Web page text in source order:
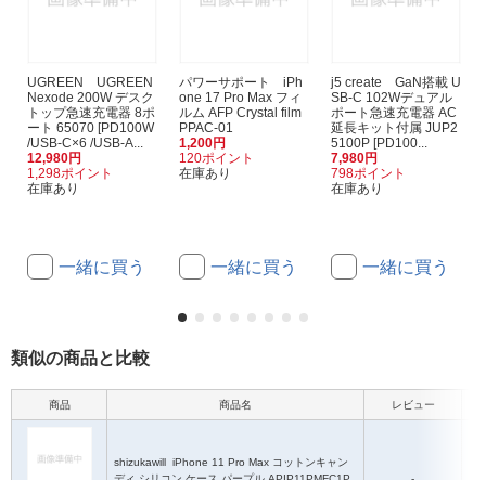
UGREEN UGREEN
Nexode 200W デスク
トップ急速充電器 8ポ
ート 65070 [PD100W
/USB-C×6 /USB-A...
12,980円
1,298ポイント
在庫あり
一緒に買う
パワーサポート iPh
one 17 Pro Max フィ
ルム AFP Crystal film
PPAC-01
1,200円
120ポイント
在庫あり
一緒に買う
j5 create GaN搭載 U
SB-C 102Wデュアル
ポート急速充電器 AC
延長キット付属 JUP2
5100P [PD100...
7,980円
798ポイント
在庫あり
一緒に買う
類似の商品と比較
商品 商品名 レビュー
shizukawill